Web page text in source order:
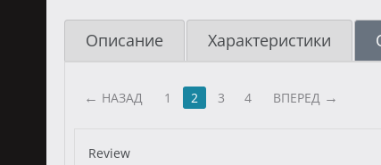
Описание Характеристики
НАЗАД 1 2 3 4 ВПЕРЕД
Review